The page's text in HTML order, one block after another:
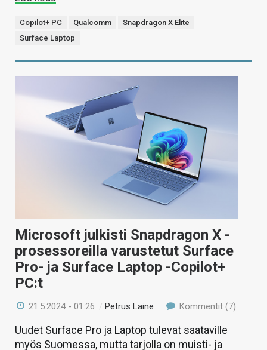
Copilot+ PC Qualcomm
Snapdragon X Elite
Surface Laptop
Microsoft julkisti Snapdragon X -
prosessoreilla varustetut Surface
Pro- ja Surface Laptop -Copilot+
PC:t
21.5.2024 - 01:26 /Petrus Laine Kommentit (7)
Uudet Surface Pro ja Laptop tulevat saataville
myös Suomessa, mutta tarjolla on muisti- ja